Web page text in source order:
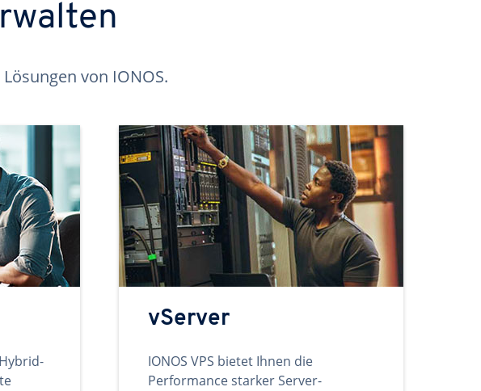
von IONOS.
vServer
IONOS VPS bietet Ihnen die
Performance starker Server-